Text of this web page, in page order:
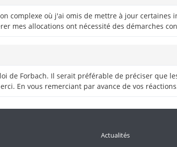
complexe où j'ai omis de mettre à jour
mes allocations ont nécessité des démarches
de Forbach. Il serait préférable de préciser que
En vous remerciant par avance de vos
Actualités